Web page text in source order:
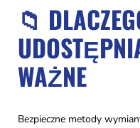
📁
WAŻNE
Bezpieczne metody